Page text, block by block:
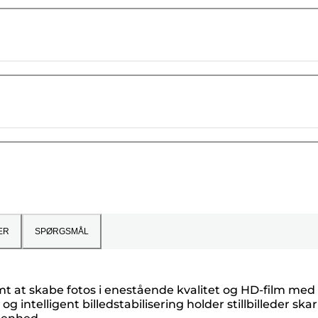
SPØRGSMÅL
at skabe fotos i enestående kvalitet og HD-film med
intelligent billedstabilisering holder stillbilleder